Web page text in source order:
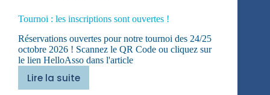
Tournoi : les inscriptions sont ouvertes !
Réservations ouvertes pour notre tournoi des 24/25
octobre 2026 ! Scannez le QR Code ou cliquez sur
le lien HelloAsso dans l'article
Lire la suite
Tournoi